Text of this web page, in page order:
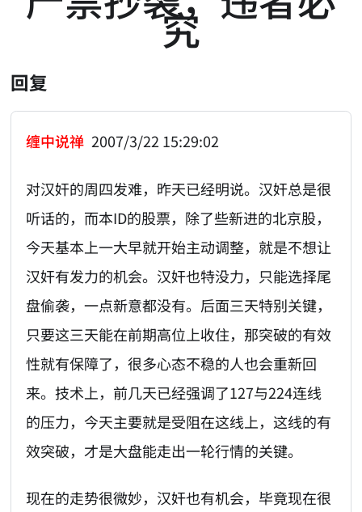
究
回复
缠中说禅 2007/3/22 15:29:02
对汉奸的周四发难，昨天已经明说。汉奸总是很
听话的，而本ID的股票，除了些新进的北京股，
今天基本上一大早就开始主动调整，就是不想让
汉奸有发力的机会。汉奸也特没力，只能选择尾
盘偷袭，一点新意都没有。后面三天特别关键，
只要这三天能在前期高位上收住，那突破的有效
性就有保障了，很多心态不稳的人也会重新回
来。技术上，前几天已经强调了127与224连线
的压力，今天主要就是受阻在这线上，这线的有
效突破，才是大盘能走出一轮行情的关键。
现在的走势很微妙，汉奸也有机会，毕竟现在很